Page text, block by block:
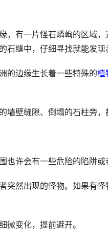
，有一片怪石嶙峋的区域
缝中，仔细寻找就能发现
的边缘生长着一些特殊的植
墙壁缝隙、倒塌的石柱旁，
许会有一些危险的陷阱或
突然出现的怪物。如果有
微变化，提前避开。